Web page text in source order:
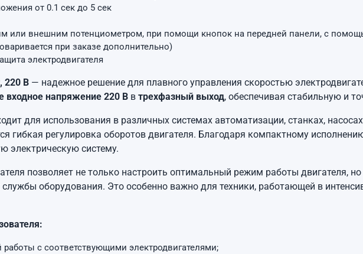
от 0.1 сек до 5 сек
или внешним потенциометром, при помощи кнопок на передней панели, с
при заказе дополнительно)
электродвигателя
220 В — надежное решение для плавного управления скоростью
входное напряжение 220 В в трехфазный выход, обеспечивая стабильную и
для использования в различных системах автоматизации, станках,
гибкая регулировка оборотов двигателя. Благодаря компактному
электрическую систему.
позволяет не только настроить оптимальный режим работы двигателя,
службы оборудования. Это особенно важно для техники, работающей в
работы с соответствующими электродвигателями;